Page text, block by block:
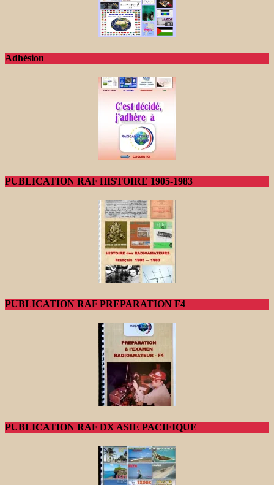
Adhésion
PUBLICATION RAF HISTOIRE 1905-1983
PUBLICATION RAF PREPARATION F4
PUBLICATION RAF DX ASIE PACIFIQUE